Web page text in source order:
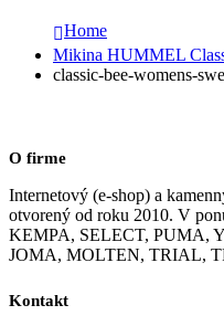
Home
Mikina HUMMEL
classic-bee-womens-
O firme
Internetový (e-shop) a
otvorený od roku 2010. V
KEMPA, SELECT, PUMA,
JOMA, MOLTEN, TRIAL,
Kontakt